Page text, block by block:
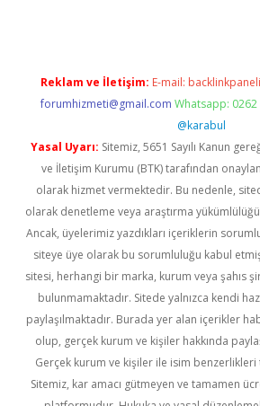
Reklam ve İletişim: E-mail:
forumhizmeti@gmail.com Whatsapp: 0262
@karabul
Yasal Uyarı: Sitemiz, 5651 Sayılı Kanun
ve İletişim Kurumu (BTK) tarafından
olarak hizmet vermektedir. Bu nedenle,
olarak denetleme veya araştırma
Ancak, üyelerimiz yazdıkları içeriklerin
siteye üye olarak bu sorumluluğu kabul
sitesi, herhangi bir marka, kurum veya şahıs
bulunmamaktadır. Sitede yalnızca kendi
paylaşılmaktadır. Burada yer alan içerikler
olup, gerçek kurum ve kişiler hakkında
Gerçek kurum ve kişiler ile isim
Sitemiz, kar amacı gütmeyen ve tamamen